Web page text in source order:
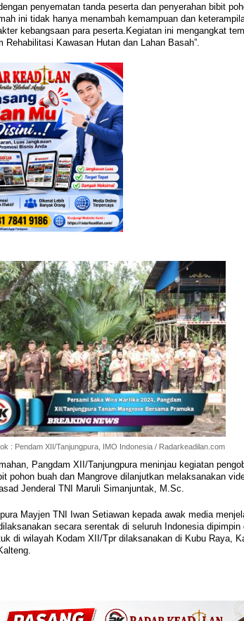
penyematan tanda peserta dan penyerahan bibit
ini tidak hanya menambah kemampuan dan
kebangsaan para peserta.Kegiatan ini mengangkat
Rehabilitasi Kawasan Hutan dan Lahan Basah”.
: Pendam XII/Tanjungpura, IMO Indonesia / Radarkeadilan.com
Pangdam XII/Tanjungpura meninjau kegiatan
pohon buah dan Mangrove dilanjutkan melaksanakan
Jenderal TNI Maruli Simanjuntak, M.Sc.
Mayjen TNI Iwan Setiawan kepada awak media
secara serentak di seluruh Indonesia dipimpin
di wilayah Kodam XII/Tpr dilaksanakan di Kubu Raya,
Ke-II DPRD PALI Dapil I A
Ubi: Aspirasi Peningkatan
RT/RW Menjadi Sorotan
Masyarakat
DPRD, PALI, PEMERINTAHAN,
| 03/08/2026
Bahlil
Sumsel
Kader
Di Berita,
POLITIK,